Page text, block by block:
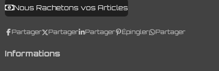
Nous Rachetons vos Articles
Partager Partager Partager Épingler Partager
Informations